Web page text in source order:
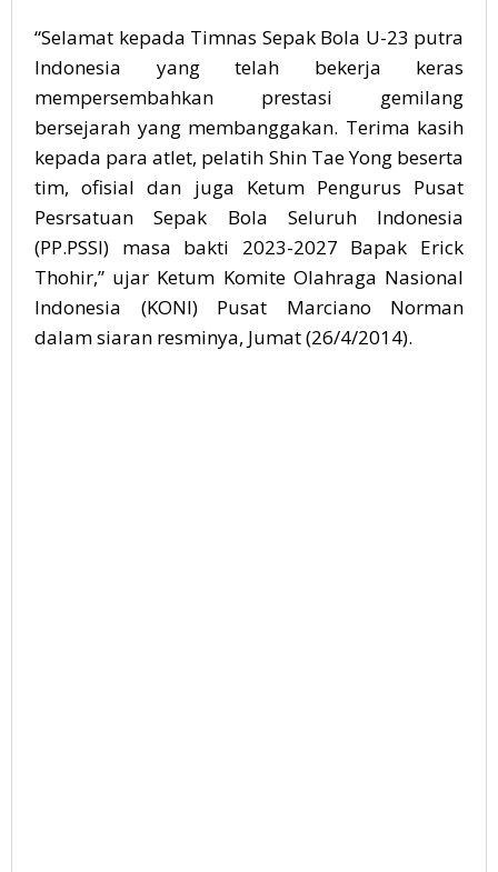
“Selamat kepada Timnas Sepak Bola U-23 putra
Indonesia yang telah bekerja keras
mempersembahkan prestasi gemilang
bersejarah yang membanggakan. Terima kasih
kepada para atlet, pelatih Shin Tae Yong beserta
tim, ofisial dan juga Ketum Pengurus Pusat
Pesrsatuan Sepak Bola Seluruh Indonesia
(PP.PSSI) masa bakti 2023-2027 Bapak Erick
Thohir,” ujar Ketum Komite Olahraga Nasional
Indonesia (KONI) Pusat Marciano Norman
dalam siaran resminya, Jumat (26/4/2014).